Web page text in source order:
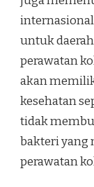
internasional (
untuk
perawatan
akan
kesehatan
tidak
bakteri yang
perawatan